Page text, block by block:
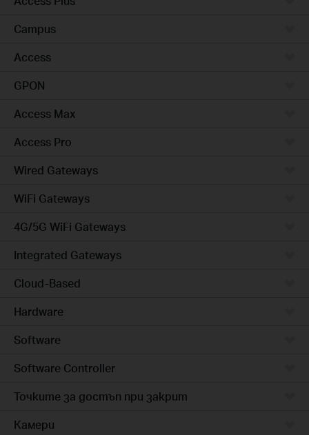
Campus
Access
GPON
Access Max
Access Pro
Wired Gateways
WiFi Gateways
4G/5G WiFi Gateways
Integrated Gateways
Cloud-Based
Hardware
Software
Software Controller
Точките за достъп при закрит
Камери